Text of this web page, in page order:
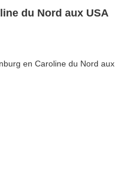
du Nord aux USA